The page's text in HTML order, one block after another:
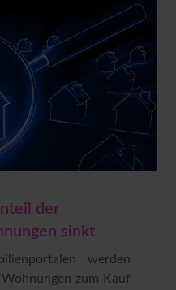
der
sinkt
werden
zum Kauf